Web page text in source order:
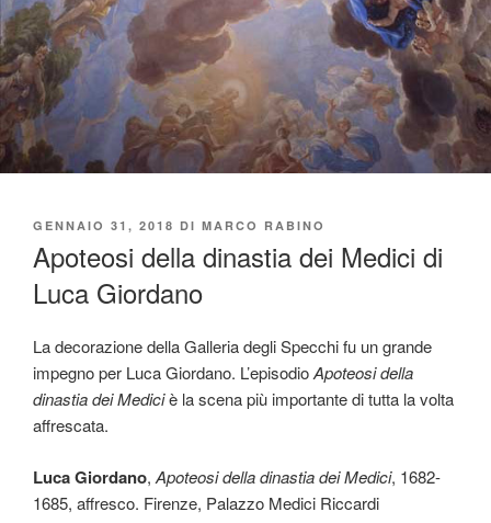
PUBBLICATO
GENNAIO 31, 2018 DI MARCO RABINO
Apoteosi della dinastia dei Medici di
Luca Giordano
La decorazione della Galleria degli Specchi fu un grande
impegno per Luca Giordano. L’episodioApoteosi della
dinastia dei Mediciè la scena più importante di tutta la volta
affrescata.
Luca Giordano, Apoteosi della dinastia dei Medici, 1682-
1685, affresco. Firenze, Palazzo Medici Riccardi